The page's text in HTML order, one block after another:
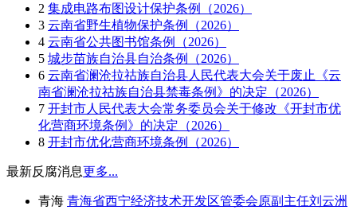
2 集成电路布图设计保护条例（2026）
3 云南省野生植物保护条例（2026）
4 云南省公共图书馆条例（2026）
5 城步苗族自治县自治条例（2026）
6 云南省澜沧拉祜族自治县人民代表大会关于废止《云
南省澜沧拉祜族自治县禁毒条例》的决定（2026）
7 开封市人民代表大会常务委员会关于修改《开封市优
化营商环境条例》的决定（2026）
8 开封市优化营商环境条例（2026）
最新反腐消息更多...
青海 青海省西宁经济技术开发区管委会原副主任刘云洲